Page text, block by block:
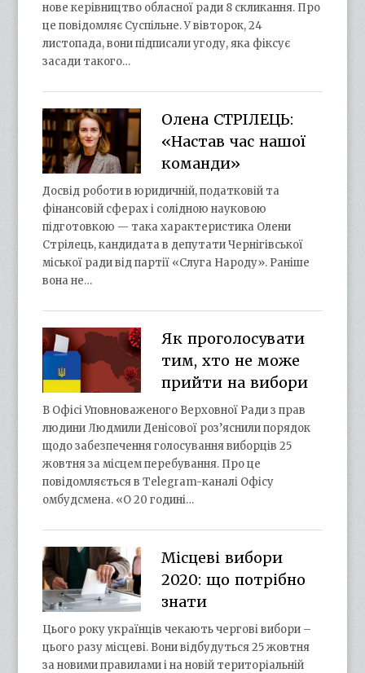
нове керівництво обласної ради 8 скликання. Про
це повідомляє Суспільне. У вівторок, 24
листопада, вони підписали угоду, яка фіксує
засади такого…
Олена СТРІЛЕЦЬ:
«Настав час нашої
команди»
Досвід роботи в юридичній, податковій та
фінансовій сферах і солідною науковою
підготовкою — така характеристика Олени
Стрілець, кандидата в депутати Чернігівської
міської ради від партії «Слуга Народу». Раніше
вона не…
Як проголосувати
тим, хто не може
прийти на вибори
В Офісі Уповноваженого Верховної Ради з прав
людини Людмили Денісової роз’яснили порядок
щодо забезпечення голосування виборців 25
жовтня за місцем перебування. Про це
повідомляється в Telegram-каналі Офісу
омбудсмена. «О 20 годині…
Місцеві вибори
2020: що потрібно
знати
Цього року українців чекають чергові вибори –
цього разу місцеві. Вони відбудуться 25 жовтня
за новими правилами і на новій територіальній